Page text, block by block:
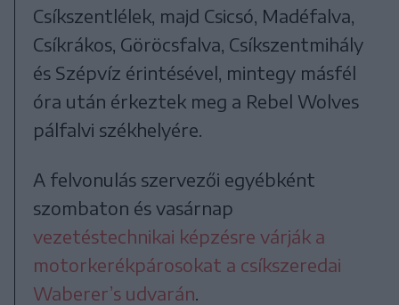
Csíkszentlélek, majd Csicsó, Madéfalva,
Csíkrákos, Göröcsfalva, Csíkszentmihály
és Szépvíz érintésével, mintegy másfél
óra után érkeztek meg a Rebel Wolves
pálfalvi székhelyére.
A felvonulás szervezői egyébként
szombaton és vasárnap
vezetéstechnikai képzésre várják a
motorkerékpárosokat a csíkszeredai
Waberer’s udvarán